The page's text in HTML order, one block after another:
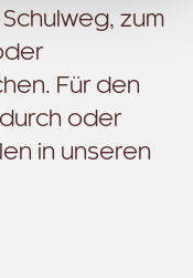
zum
Für den
oder
in unseren